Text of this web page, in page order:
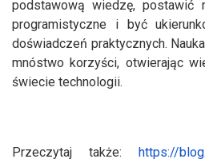
podstawową wiedzę, postawić
programistyczne i być
doświadczeń praktycznych.
mnóstwo korzyści, otwierając
świecie technologii.
Przeczytaj także:
https://